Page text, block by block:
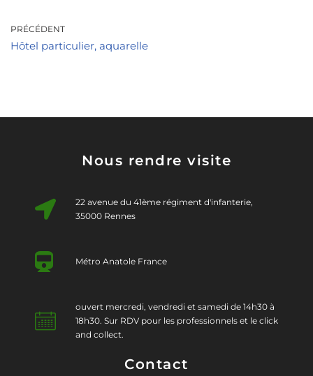
PRÉCÉDENT
Hôtel particulier, aquarelle
Nous rendre visite
22 avenue du 41ème régiment d'infanterie,
35000 Rennes
Métro Anatole France
ouvert mercredi, vendredi et samedi de 14h30 à
18h30. Sur RDV pour les professionnels et le click
and collect.
Contact